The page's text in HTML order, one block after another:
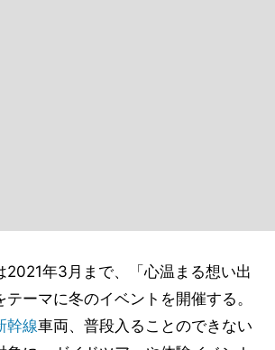
2021年3月まで、「心温まる想い出
ーマに冬のイベントを開催する。
幹線車両、普段入ることのできない